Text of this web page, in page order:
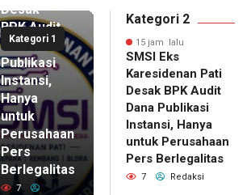
Kategori 1
Desak
BPK Audit
Dana
Publikasi
Instansi,
Hanya
untuk
Perusahaan
Pers
Berlegalitas
7
15 jam lalu
Ketum
DPP
Kategori 2
15 jam lalu
SMSI Eks
Karesidenan Pati
Desak BPK Audit
Dana Publikasi
Instansi, Hanya
untuk Perusahaan
Pers Berlegalitas
7 Redaksi